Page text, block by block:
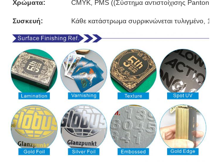
Χρώματα: CMYK, PMS ((Σύστημα αντιστοίχισης Pantone)
Συσκευή: Κάθε κατάστρωμα συρρικνώνεται τυλιγμένο,